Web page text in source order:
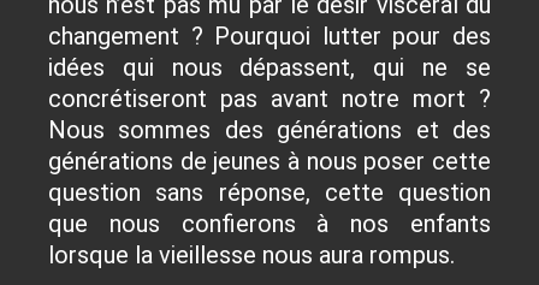
changement ? Pourquoi lutter pour des
idées qui nous dépassent, qui ne se
concrétiseront pas avant notre mort ?
Nous sommes des générations et des
générations de jeunes à nous poser cette
question sans réponse, cette question
que nous confierons à nos enfants
lorsque la vieillesse nous aura rompus.